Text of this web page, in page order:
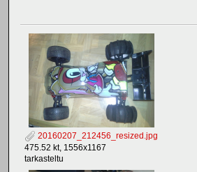
20160207_212456_resized.jpg
475.52 kt, 1556x1167
tarkasteltu